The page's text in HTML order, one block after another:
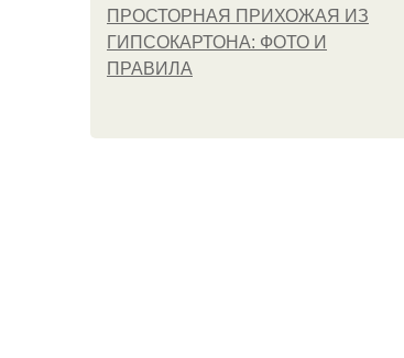
ПРОСТОРНАЯ ПРИХОЖАЯ ИЗ
ГИПСОКАРТОНА: ФОТО И
ПРАВИЛА